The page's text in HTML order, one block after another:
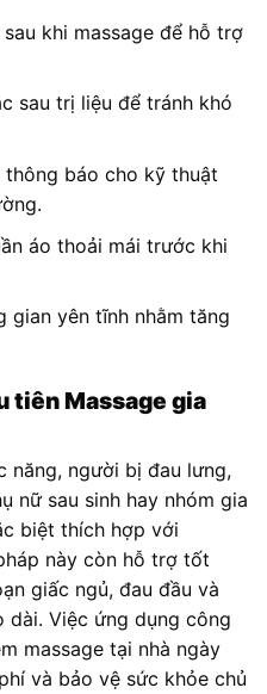
khi massage để hỗ trợ
sau trị liệu để tránh khó
thông báo cho kỹ thuật
áo thoải mái trước khi
gian yên tĩnh nhằm tăng
tiên Massage gia
năng, người bị đau lưng,
nữ sau sinh hay nhóm gia
biệt thích hợp với
này còn hỗ trợ tốt
giấc ngủ, đau đầu và
Việc ứng dụng công
massage tại nhà ngày
và bảo vệ sức khỏe chủ